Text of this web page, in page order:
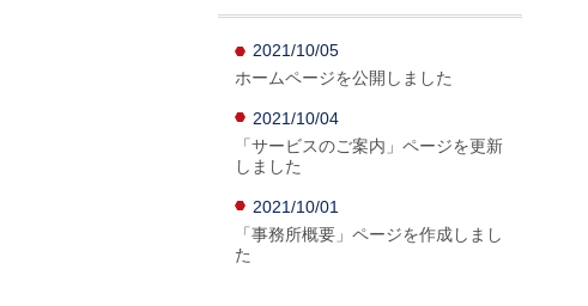
2021/10/05
ホームページを公開しました
2021/10/04
「サービスのご案内」ページを更新
しました
2021/10/01
「事務所概要」ページを作成しまし
た